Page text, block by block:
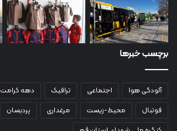
برچسب خبرها
آلودگی هوا اجتماعی ترافیک دهه کرامت
فوتبال
محیط-زیست مرغداری
پردیسان